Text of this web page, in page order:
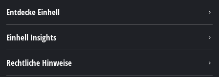
Entdecke Einhell
Akkusystem
Einhell Insights
Rechtliche Hinweise